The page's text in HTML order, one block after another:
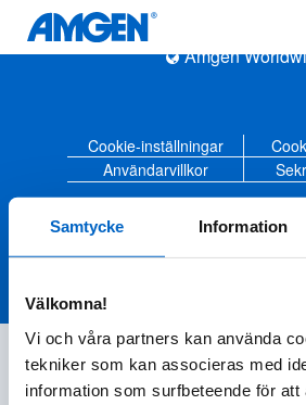
Samtycke Information
Välkomna!
Vi och våra partners kan använda
tekniker som kan associeras med
information som surfbeteende för att
Amgen
Cookie-inställningar
Användarvillkor
Amgen© 2020-2023 Amgen